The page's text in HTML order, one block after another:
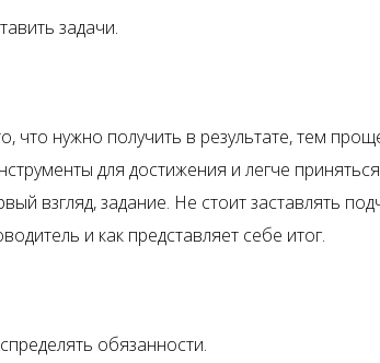
задачи.
что нужно получить в результате, тем
для достижения и легче
взгляд, задание. Не стоит заставлять
и как представляет себе итог.
обязанности.